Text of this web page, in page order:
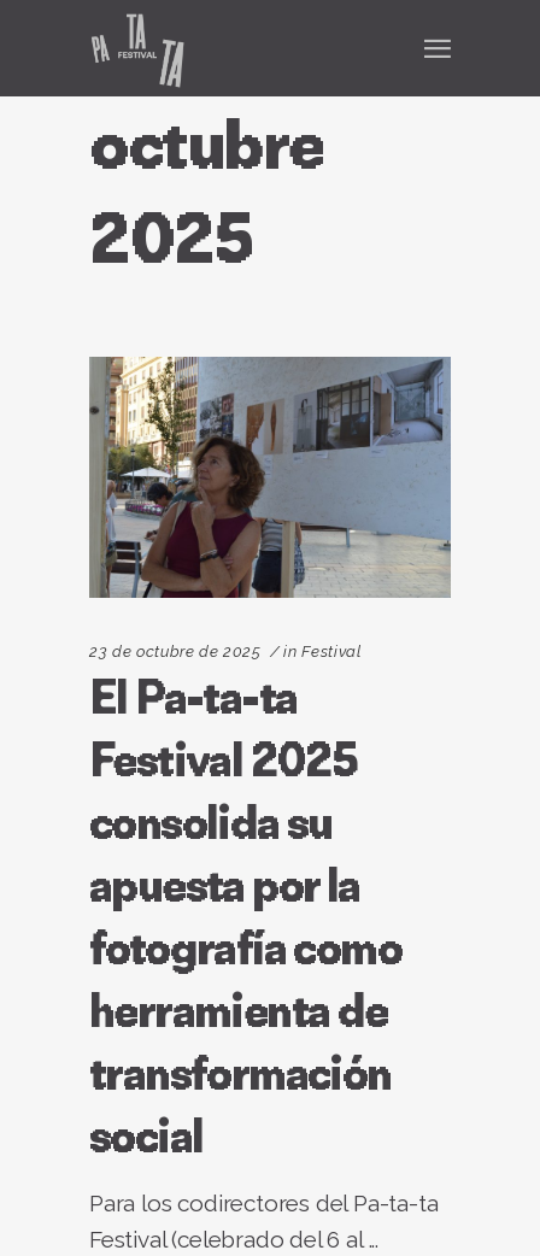
octubre
2025
23 de octubre de 2025 in Festival
El Pa-ta-ta
Festival 2025
consolida su
apuesta por la
fotografía como
herramienta de
transformación
social
Para los codirectores del Pa-ta-ta
Festival (celebrado del 6 al